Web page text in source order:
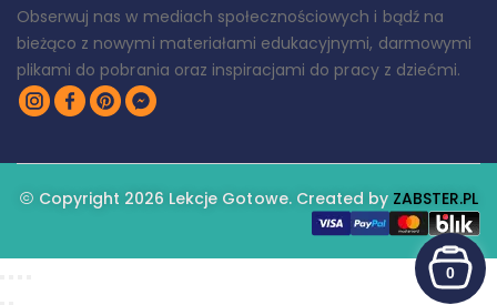
Obserwuj nas w mediach społecznościowych i bądź na
bieżąco z nowymi materiałami edukacyjnymi, darmowymi
plikami do pobrania oraz inspiracjami do pracy z dziećmi.
Copyright 2026 Lekcje Gotowe. Created by ZABSTER.PL
0